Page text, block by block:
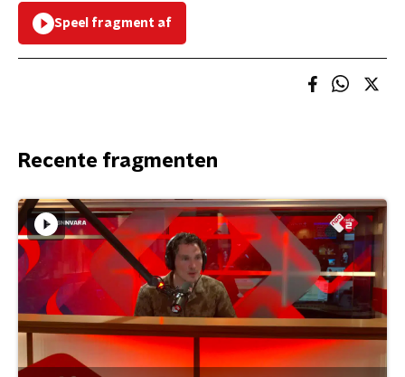
Speel fragment af
Recente fragmenten